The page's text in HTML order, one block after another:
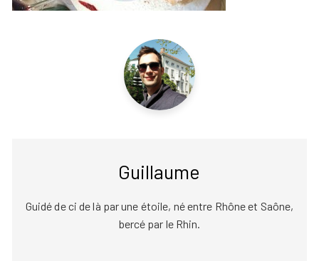
Guillaume
Guidé de ci de là par une étoile, né entre Rhône et Saône,
bercé par le Rhin.